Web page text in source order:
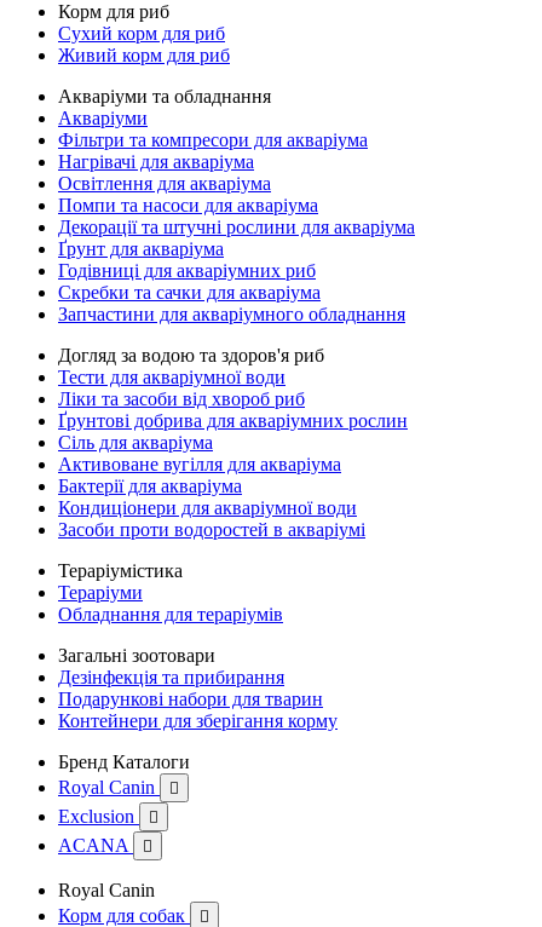
Корм для риб
Сухий корм для риб
Живий корм для риб
Акваріуми та обладнання
Акваріуми
Фільтри та компресори для акваріума
Нагрівачі для акваріума
Освітлення для акваріума
Помпи та насоси для акваріума
Декорації та штучні рослини для акваріума
Ґрунт для акваріума
Годівниці для акваріумних риб
Скребки та сачки для акваріума
Запчастини для акваріумного обладнання
Догляд за водою та здоров'я риб
Тести для акваріумної води
Ліки та засоби від хвороб риб
Ґрунтові добрива для акваріумних рослин
Сіль для акваріума
Активоване вугілля для акваріума
Бактерії для акваріума
Кондиціонери для акваріумної води
Засоби проти водоростей в акваріумі
Тераріумістика
Тераріуми
Обладнання для тераріумів
Загальні зоотовари
Дезінфекція та прибирання
Подарункові набори для тварин
Контейнери для зберігання корму
Бренд Каталоги
Royal Canin

Exclusion 
ACANA 
Royal Canin
Корм для собак
